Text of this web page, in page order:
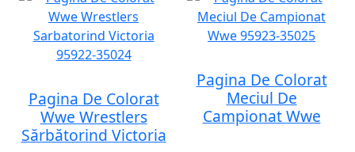
Pagina De Colorat
Wwe Wrestlers
Sărbătorind Victoria
Pagina De Colorat
Meciul De
Campionat Wwe